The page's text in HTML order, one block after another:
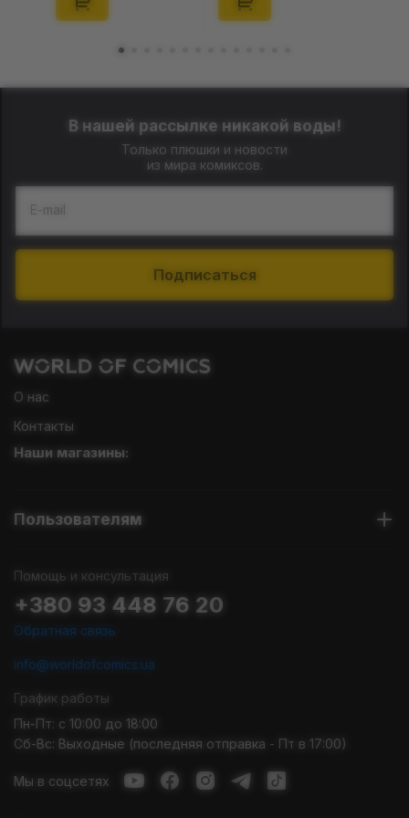
В нашей рассылке никакой воды!
Только плюшки и новости
из мира комиксов.
E-mail
Подписаться
О нас
Контакты
Наши магазины:
Пользователям
Помощь и консультация
+380 93 448 76 20
Обратная связь
info@worldofcomics.ua
График работы
Пн-Пт: с 10:00 до 18:00
Сб-Вс: Выходные (последняя отправка - Пт в 17:00)
Мы в соцсетях